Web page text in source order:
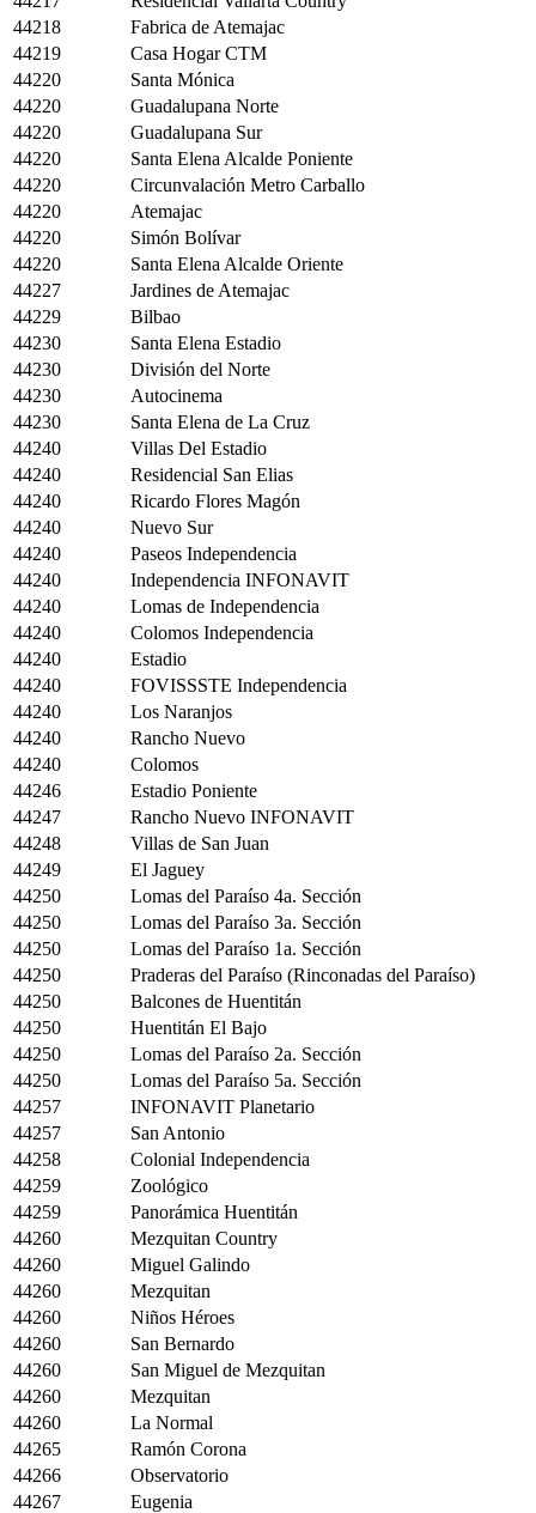
44218
Fabrica de Atemajac
44219
Casa Hogar CTM
44220
Santa Mónica
44220
Guadalupana Norte
44220
Guadalupana Sur
44220
Santa Elena Alcalde Poniente
44220
Circunvalación Metro Carballo
44220
Atemajac
44220
Simón Bolívar
44220
Santa Elena Alcalde Oriente
44227
Jardines de Atemajac
44229
Bilbao
44230
Santa Elena Estadio
44230
División del Norte
44230
Autocinema
44230
Santa Elena de La Cruz
44240
Villas Del Estadio
44240
Residencial San Elias
44240
Ricardo Flores Magón
44240
Nuevo Sur
44240
Paseos Independencia
44240
Independencia INFONAVIT
44240
Lomas de Independencia
44240
Colomos Independencia
44240
Estadio
44240
FOVISSSTE Independencia
44240
Los Naranjos
44240
Rancho Nuevo
44240
Colomos
44246
Estadio Poniente
44247
Rancho Nuevo INFONAVIT
44248
Villas de San Juan
44249
El Jaguey
44250
Lomas del Paraíso 4a. Sección
44250
Lomas del Paraíso 3a. Sección
44250
Lomas del Paraíso 1a. Sección
44250
Praderas del Paraíso (Rinconadas del Paraíso)
44250
Balcones de Huentitán
44250
Huentitán El Bajo
44250
Lomas del Paraíso 2a. Sección
44250
Lomas del Paraíso 5a. Sección
44257
INFONAVIT Planetario
44257
San Antonio
44258
Colonial Independencia
44259
Zoológico
44259
Panorámica Huentitán
44260
Mezquitan Country
44260
Miguel Galindo
44260
Mezquitan
44260
Niños Héroes
44260
San Bernardo
44260
San Miguel de Mezquitan
44260
Mezquitan
44260
La Normal
44265
Ramón Corona
44266
Observatorio
44267
Eugenia